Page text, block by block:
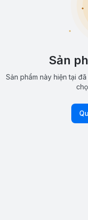
Sản
Sản phẩm này hiện tại